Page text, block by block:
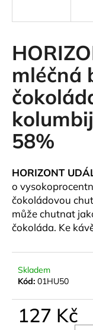
mléčná
58%
HORIZONT
o
čokoládovou
může chutnat
čokoláda. Ke
Skladem
Kód: 01HU50
127 Kč
í
t
?
D
o
p
o
u
u
j
m